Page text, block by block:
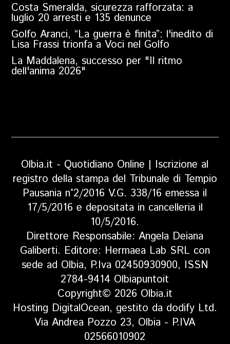
Costa Smeralda, sicurezza rafforzata: a
luglio 20 arresti e 135 denunce
Golfo Aranci, “La guerra è finita”: l'inedito di
Lisa Frassi trionfa a Voci nel Golfo
La Maddalena, successo per "Il ritmo
dell'anima 2026"
Olbia.it - Quotidiano Online | Iscrizione al
registro della stampa del Tribunale di Tempio
Pausania n°2/2016 V.G. 338/16 emessa il
17/5/2016 e depositata in cancelleria il
10/5/2016.
Direttore Responsabile: Angela Deiana
Galiberti. Editore: Hermaea Lab SRL con
sede ad Olbia, P.Iva 02450930900, ISSN
2784-9414 Olbiapuntoit
Copyright© 2026 Olbia.it
Hosting DigitalOcean, gestito da dodify Ltd.
Via Andrea Pozzo 23, Olbia - P.IVA
02566010902